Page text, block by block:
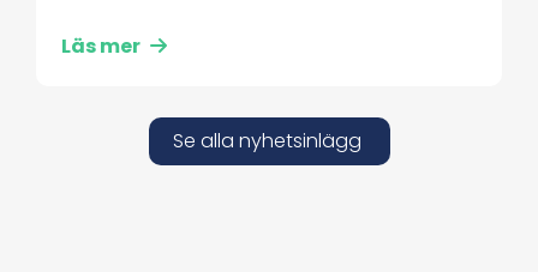
Läs mer
Se alla nyhetsinlägg